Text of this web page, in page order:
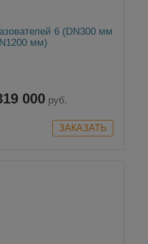
6 (DN300 мм
мм)
000 руб.